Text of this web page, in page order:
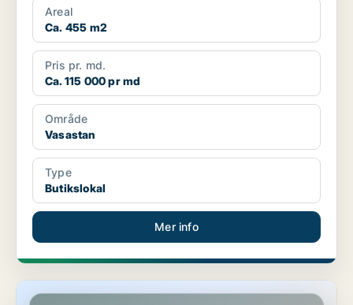
Areal
Ca. 455 m2
Pris pr. md.
Ca. 115 000 pr md
Område
Vasastan
Type
Butikslokal
Mer info
Kontor på Östermalm